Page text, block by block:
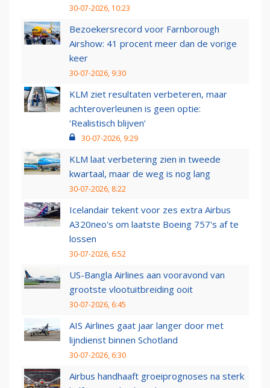
30-07-2026, 10:23
Bezoekersrecord voor Farnborough
Airshow: 41 procent meer dan de vorige
keer
30-07-2026, 9:30
KLM ziet resultaten verbeteren, maar
achteroverleunen is geen optie:
‘Realistisch blijven’
30-07-2026, 9:29
KLM laat verbetering zien in tweede
kwartaal, maar de weg is nog lang
30-07-2026, 8:22
Icelandair tekent voor zes extra Airbus
A320neo's om laatste Boeing 757's af te
lossen
30-07-2026, 6:52
US-Bangla Airlines aan vooravond van
grootste vlootuitbreiding ooit
30-07-2026, 6:45
AIS Airlines gaat jaar langer door met
lijndienst binnen Schotland
30-07-2026, 6:30
Airbus handhaaft groeiprognoses na sterk